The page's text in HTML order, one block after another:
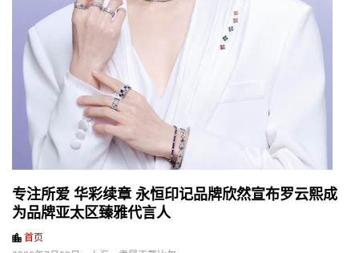
专注所爱 华彩续章 永恒印记品牌欣然宣布罗云熙成
为品牌亚太区臻雅代言人
首页